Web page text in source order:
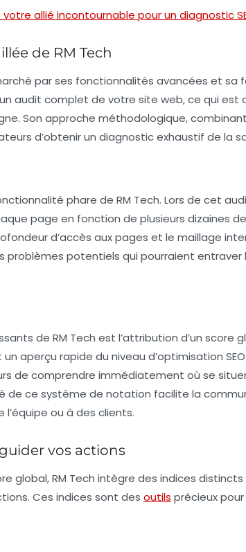
votre allié incontournable pour un diagnostic
de RM Tech
par ses fonctionnalités avancées et sa
audit complet de votre site web, ce qui est
Son approche méthodologique,
d’obtenir un diagnostic exhaustif de la
phare de RM Tech. Lors de cet
page en fonction de plusieurs dizaines
d’accès aux pages et le maillage
potentiels qui pourraient entraver
de RM Tech est l’attribution d’un score
aperçu rapide du niveau d’optimisation
de comprendre immédiatement où se
de ce système de notation facilite la
l’équipe ou à des clients.
vos actions
global, RM Tech intègre des indices
Ces indices sont des outils précieux